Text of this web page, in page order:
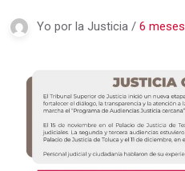
Yo por la Justicia / 6 meses